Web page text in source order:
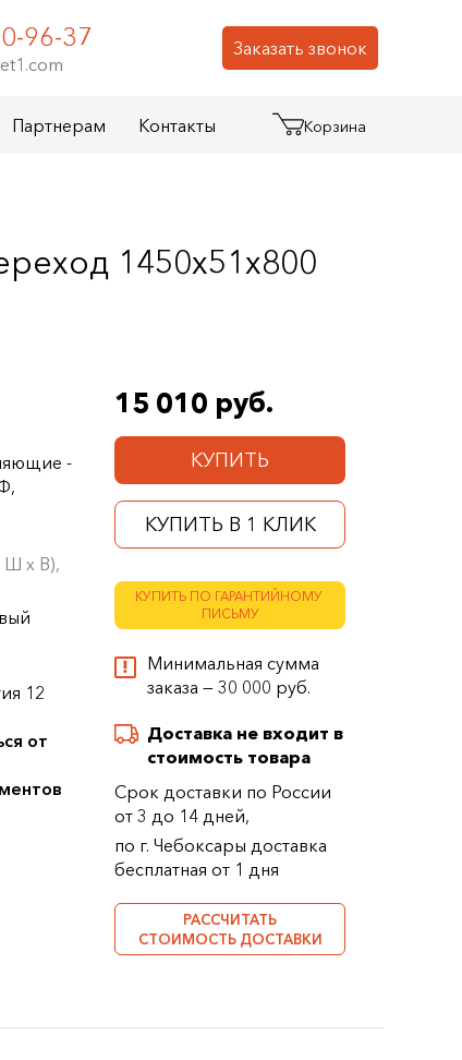
Заказать звонок
96-37
Партнерам Контакты Корзина
1450х51х800
15 010 руб.
КУПИТЬ
КУПИТЬ В 1 КЛИК
КУПИТЬ ПО ГАРАНТИЙНОМУ
ПИСЬМУ
Минимальная сумма
заказа — 30 000 руб.
Доставка не входит в
стоимость товара
Срок доставки по России
от 3 до 14 дней,
по г. Чебоксары доставка
бесплатная от 1 дня
РАССЧИТАТЬ
СТОИМОСТЬ ДОСТАВКИ
-
Ш х В),
12
от